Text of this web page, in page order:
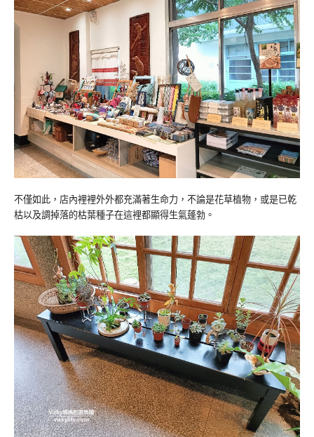
不僅如此，店內裡裡外外都充滿著生命力，不論是花草植物，或是已乾
枯以及調掉落的枯葉種子在這裡都顯得生氣蓬勃。